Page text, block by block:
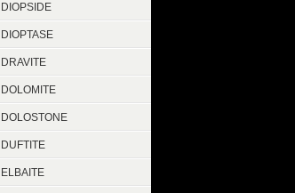
DIOPSIDE
DIOPTASE
DRAVITE
DOLOMITE
DOLOSTONE
DUFTITE
ELBAITE